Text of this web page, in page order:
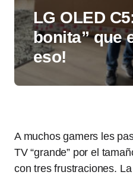
LG OLED
bonita” que
eso!
A muchos gamers les
TV “grande” por el
con tres frustraciones.